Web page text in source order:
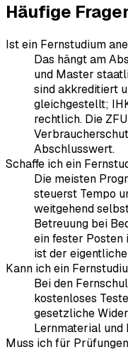
Häufige
Ist ein Fernstudium
Das hängt am
und Master
sind akkreditiert
gleichgestellt;
rechtlich. Die
Abschlusswert.
Schaffe ich ein
Die meisten
steuerst Tempo
weitgehend
Betreuung bei
ein fester Posten
ist der
Kann ich ein
Bei den
kostenloses
gesetzliche
Lernmaterial und
Muss ich für